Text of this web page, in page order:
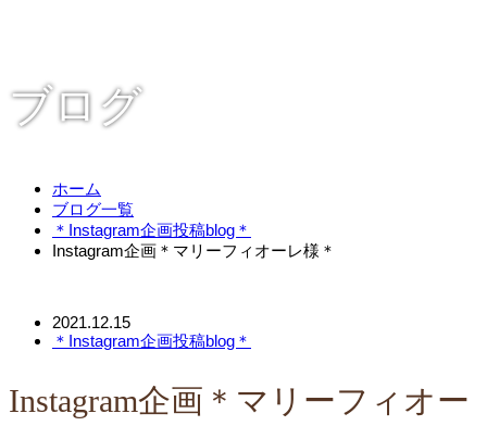
ブログ
ホーム
ブログ一覧
＊Instagram企画投稿blog＊
Instagram企画＊マリーフィオーレ様＊
2021.12.15
＊Instagram企画投稿blog＊
Instagram企画＊マリーフィオー